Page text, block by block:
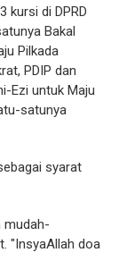
kursi di DPRD
Bakal
Pilkada
PDIP dan
Ezi untuk Maju
satunya
syarat
mudah-
"InsyaAllah doa